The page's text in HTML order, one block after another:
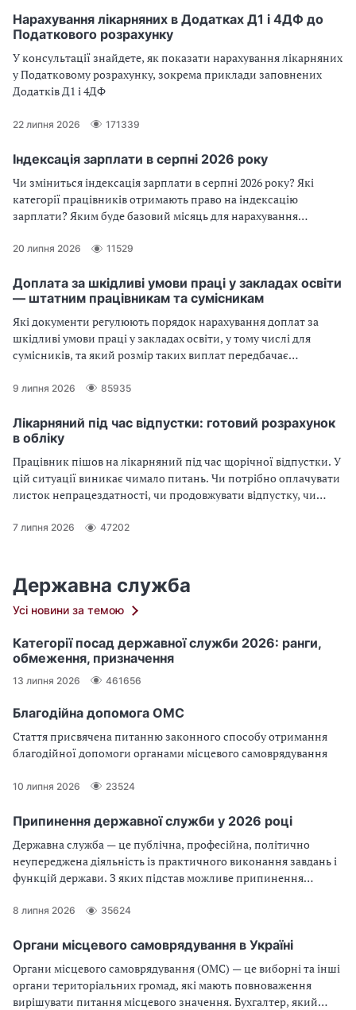
Нарахування лікарняних в Додатках Д1 і 4ДФ до
Податкового розрахунку
У консультації знайдете, як показати нарахування лікарняних
у Податковому розрахунку, зокрема приклади заповнених
Додатків Д1 і 4ДФ
22 липня 2026 171339
Індексація зарплати в серпні 2026 року
Чи зміниться індексація зарплати в серпні 2026 року? Які
категорії працівників отримають право на індексацію
зарплати? Яким буде базовий місяць для нарахування
20 липня 2026 11529
Доплата за шкідливі умови праці у закладах освіти
— штатним працівникам та сумісникам
Які документи регулюють порядок нарахування доплат за
шкідливі умови праці у закладах освіти, у тому числі для
сумісників, та який розмір таких виплат передбачає
9 липня 2026 85935
Лікарняний під час відпустки: готовий розрахунок
в обліку
Працівник пішов на лікарняний під час щорічної відпустки. У
цій ситуації виникає чимало питань. Чи потрібно оплачувати
листок непрацездатності, чи продовжувати відпустку, чи
оплати відпустки через лікарняний чи ні. Розгляньмо
7 липня 2026 47202
Державна служба
Усі новини за темою
Категорії посад державної служби 2026: ранги,
обмеження, призначення
13 липня 2026 461656
Благодійна допомога ОМС
Стаття присвячена питанню законного способу отримання
благодійної допомоги органами місцевого самоврядування
10 липня 2026 23524
Припинення державної служби у 2026 році
Державна служба — це публічна, професійна, політично
неупереджена діяльність із практичного виконання завдань і
функцій держави. З яких підстав можливе припинення
служби? З’ясуймо разом!
8 липня 2026 35624
Органи місцевого самоврядування в Україні
Органи місцевого самоврядування (ОМС) — це виборні та інші
органи територіальних громад, які мають повноваження
вирішувати питання місцевого значення. Бухгалтер, який